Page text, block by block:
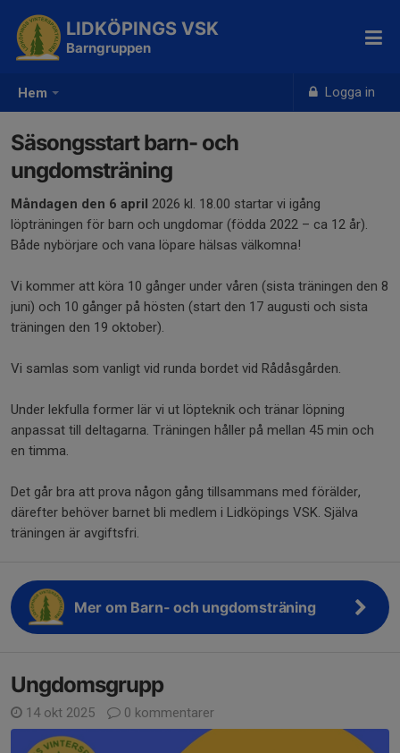
Hem Logga in
LIDKÖPINGS VSK
Barngruppen
Säsongsstart barn- och
ungdomsträning
Måndagen den 6 april 2026 kl. 18.00 startar vi igång
löpträningen för barn och ungdomar (födda 2022 – ca 12 år).
Både nybörjare och vana löpare hälsas välkomna!
Vi kommer att köra 10 gånger under våren (sista träningen den 8
juni) och 10 gånger på hösten (start den 17 augusti och sista
träningen den 19 oktober).
Vi samlas som vanligt vid runda bordet vid Rådåsgården.
Under lekfulla former lär vi ut löpteknik och tränar löpning
anpassat till deltagarna. Träningen håller på mellan 45 min och
en timma.
Det går bra att prova någon gång tillsammans med förälder,
därefter behöver barnet bli medlem i Lidköpings VSK. Själva
träningen är avgiftsfri.
Mer om Barn- och ungdomsträning
Ungdomsgrupp
14 okt 2025 0 kommentarer